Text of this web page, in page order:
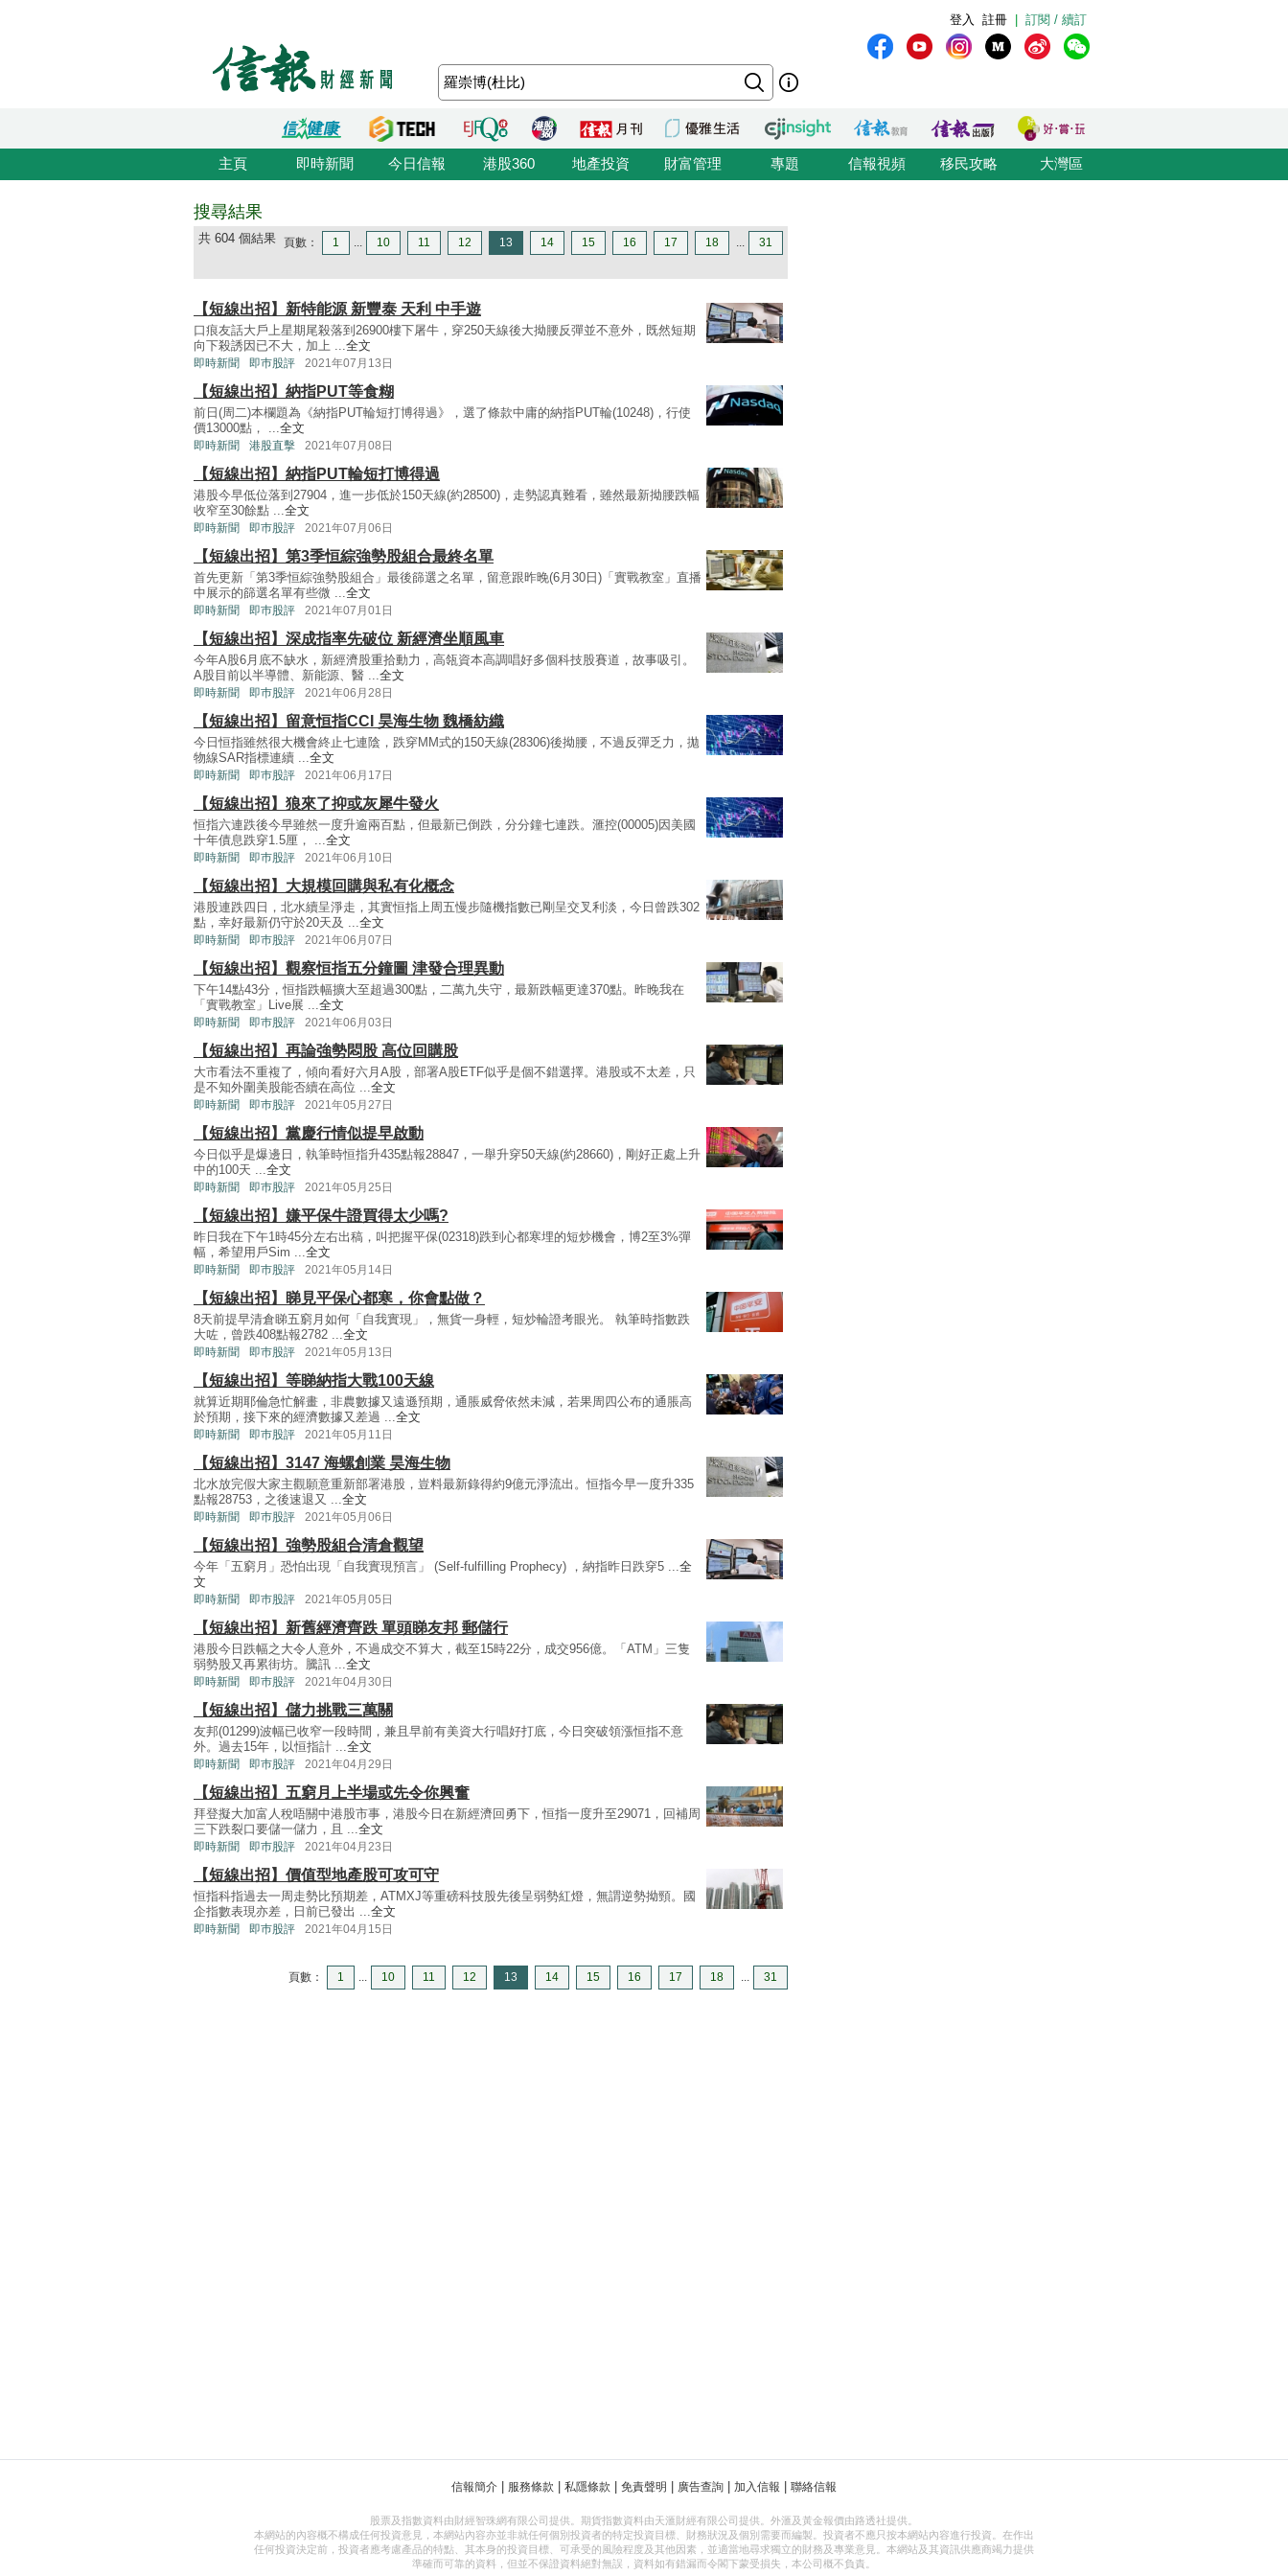
訂閱 / 續訂
註冊
登入
主頁 即時新聞 今日信報 港股360 地產投資 財富管理 專題 信報視頻 移民攻略 大灣區
搜尋結果
共 604 個結果 頁數： 1 ... 10 11 12 13 14 15 16 17 18 ... 31
【短線出招】新特能源 新豐泰 天利 中手遊
口痕友話大戶上星期尾殺落到26900樓下屠牛，穿250天線後大拗腰反彈並不意外，既然短期
向下殺誘因已不大，加上 ...全文
即時新聞 即巿股評 2021年07月13日
【短線出招】納指PUT等食糊
前日(周二)本欄題為《納指PUT輪短打博得過》，選了條款中庸的納指PUT輪(10248)，行使
價13000點， ...全文
即時新聞 港股直擊 2021年07月08日
【短線出招】納指PUT輪短打博得過
港股今早低位落到27904，進一步低於150天線(約28500)，走勢認真難看，雖然最新拗腰跌幅
收窄至30餘點 ...全文
即時新聞 即巿股評 2021年07月06日
【短線出招】第3季恒綜強勢股組合最終名單
首先更新「第3季恒綜強勢股組合」最後篩選之名單，留意跟昨晚(6月30日)「實戰教室」直播
中展示的篩選名單有些微 ...全文
即時新聞 即巿股評 2021年07月01日
【短線出招】深成指率先破位 新經濟坐順風車
今年A股6月底不缺水，新經濟股重拾動力，高瓴資本高調唱好多個科技股賽道，故事吸引。
A股目前以半導體、新能源、醫 ...全文
即時新聞 即巿股評 2021年06月28日
【短線出招】留意恒指CCI 昊海生物 魏橋紡織
今日恒指雖然很大機會終止七連陰，跌穿MM式的150天線(28306)後拗腰，不過反彈乏力，拋
物線SAR指標連續 ...全文
即時新聞 即巿股評 2021年06月17日
【短線出招】狼來了抑或灰犀牛發火
恒指六連跌後今早雖然一度升逾兩百點，但最新已倒跌，分分鐘七連跌。滙控(00005)因美國
十年債息跌穿1.5厘， ...全文
即時新聞 即巿股評 2021年06月10日
【短線出招】大規模回購與私有化概念
港股連跌四日，北水續呈淨走，其實恒指上周五慢步隨機指數已剛呈交叉利淡，今日曾跌302
點，幸好最新仍守於20天及 ...全文
即時新聞 即巿股評 2021年06月07日
【短線出招】觀察恒指五分鐘圖 津發合理異動
下午14點43分，恒指跌幅擴大至超過300點，二萬九失守，最新跌幅更達370點。昨晚我在
「實戰教室」Live展 ...全文
即時新聞 即巿股評 2021年06月03日
【短線出招】再論強勢悶股 高位回購股
大市看法不重複了，傾向看好六月A股，部署A股ETF似乎是個不錯選擇。港股或不太差，只
是不知外圍美股能否續在高位 ...全文
即時新聞 即巿股評 2021年05月27日
【短線出招】黨慶行情似提早啟動
今日似乎是爆邊日，執筆時恒指升435點報28847，一舉升穿50天線(約28660)，剛好正處上升
中的100天 ...全文
即時新聞 即巿股評 2021年05月25日
【短線出招】嫌平保牛證買得太少嗎?
昨日我在下午1時45分左右出稿，叫把握平保(02318)跌到心都寒埋的短炒機會，博2至3%彈
幅，希望用戶Sim ...全文
即時新聞 即巿股評 2021年05月14日
【短線出招】睇見平保心都寒，你會點做？
8天前提早清倉睇五窮月如何「自我實現」，無貨一身輕，短炒輪證考眼光。 執筆時指數跌
大咗，曾跌408點報2782 ...全文
即時新聞 即巿股評 2021年05月13日
【短線出招】等睇納指大戰100天線
就算近期耶倫急忙解畫，非農數據又遠遜預期，通脹威脅依然未減，若果周四公布的通脹高
於預期，接下來的經濟數據又差過 ...全文
即時新聞 即巿股評 2021年05月11日
【短線出招】3147 海螺創業 昊海生物
北水放完假大家主觀願意重新部署港股，豈料最新錄得約9億元淨流出。恒指今早一度升335
點報28753，之後速退又 ...全文
即時新聞 即巿股評 2021年05月06日
【短線出招】強勢股組合清倉觀望
今年「五窮月」恐怕出現「自我實現預言」 (Self-fulfilling Prophecy) ，納指昨日跌穿5 ...全
文
即時新聞 即巿股評 2021年05月05日
【短線出招】新舊經濟齊跌 單頭睇友邦 郵儲行
港股今日跌幅之大令人意外，不過成交不算大，截至15時22分，成交956億。「ATM」三隻
弱勢股又再累街坊。騰訊 ...全文
即時新聞 即巿股評 2021年04月30日
【短線出招】儲力挑戰三萬關
友邦(01299)波幅已收窄一段時間，兼且早前有美資大行唱好打底，今日突破領漲恒指不意
外。過去15年，以恒指計 ...全文
即時新聞 即巿股評 2021年04月29日
【短線出招】五窮月上半場或先令你興奮
拜登擬大加富人稅唔關中港股市事，港股今日在新經濟回勇下，恒指一度升至29071，回補周
三下跌裂口要儲一儲力，且 ...全文
即時新聞 即巿股評 2021年04月23日
【短線出招】價值型地產股可攻可守
恒指科指過去一周走勢比預期差，ATMXJ等重磅科技股先後呈弱勢紅燈，無謂逆勢拗頸。國
企指數表現亦差，日前已發出 ...全文
即時新聞 即巿股評 2021年04月15日
頁數： 1 ... 10 11 12 13 14 15 16 17 18 ... 31
信報簡介 服務條款 私隱條款 免責聲明 廣告查詢 加入信報 聯絡信報
股票及指數資料由財經智珠網有限公司提供。期貨指數資料由天滙財經有限公司提供。外滙及黃金報價由路透社提供。
本網站的內容概不構成任何投資意見，本網站內容亦並非就任何個別投資者的特定投資目標、財務狀況及個別需要而編製。投資者不應只按本網站內容進行投資。在作出
任何投資決定前，投資者應考慮產品的特點、其本身的投資目標、可承受的風險程度及其他因素，並適當地尋求獨立的財務及專業意見。本網站及其資訊供應商竭力提供
準確而可靠的資料，但並不保證資料絕對無誤，資料如有錯漏而令閣下蒙受損失，本公司概不負責。